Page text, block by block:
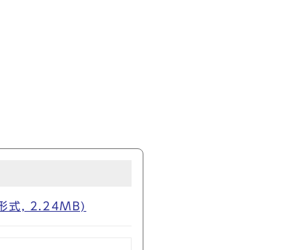
形式, 2.24MB)